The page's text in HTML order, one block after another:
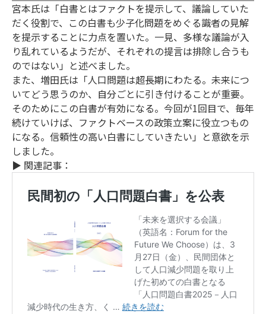
宮本氏は「白書とはファクトを提示して、議論していた
だく役割で、この白書も少子化問題をめぐる識者の見解
を提示することに力点を置いた。一見、多様な議論が入
り乱れているようだが、それぞれの提言は排除し合うも
のではない」と述べました。
また、増田氏は「人口問題は超長期にわたる。未来につ
いてどう思うのか、自分ごとに引き付けることが重要。
そのためにこの白書が有効になる。今回が1回目で、毎年
続けていけば、ファクトベースの政策立案に役立つもの
になる。信頼性の高い白書にしていきたい」と意欲を示
しました。
▶ 関連記事：